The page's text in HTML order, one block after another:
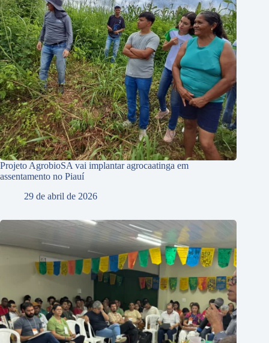
Projeto AgrobioSA vai implantar agrocaatinga em
assentamento no Piauí
29 de abril de 2026